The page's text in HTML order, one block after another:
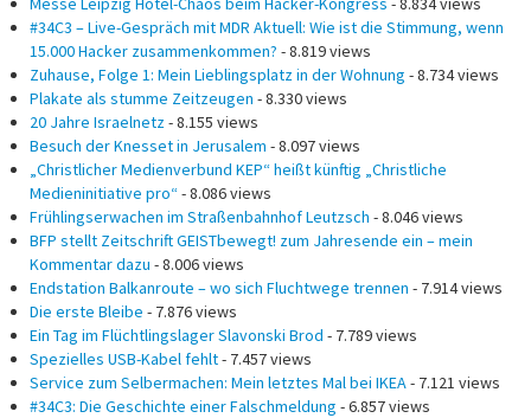
#34C3 – Live-Gespräch mit MDR Aktuell: Wie ist die Stimmung, wenn
15.000 Hacker zusammenkommen? - 8.819 views
Zuhause, Folge 1: Mein Lieblingsplatz in der Wohnung - 8.734 views
Plakate als stumme Zeitzeugen - 8.330 views
20 Jahre Israelnetz - 8.155 views
Besuch der Knesset in Jerusalem - 8.097 views
„Christlicher Medienverbund KEP“ heißt künftig „Christliche
Medieninitiative pro“- 8.086 views
Frühlingserwachen im Straßenbahnhof Leutzsch - 8.046 views
BFP stellt Zeitschrift GEISTbewegt! zum Jahresende ein – mein
Kommentar dazu - 8.006 views
Endstation Balkanroute – wo sich Fluchtwege trennen - 7.914 views
Die erste Bleibe - 7.876 views
Ein Tag im Flüchtlingslager Slavonski Brod - 7.789 views
Spezielles USB-Kabel fehlt- 7.457 views
Service zum Selbermachen: Mein letztes Mal bei IKEA - 7.121 views
#34C3: Die Geschichte einer Falschmeldung - 6.857 views